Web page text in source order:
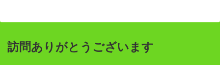
訪問ありがとうございます